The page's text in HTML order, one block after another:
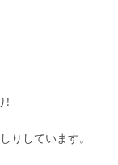
!
りしています。